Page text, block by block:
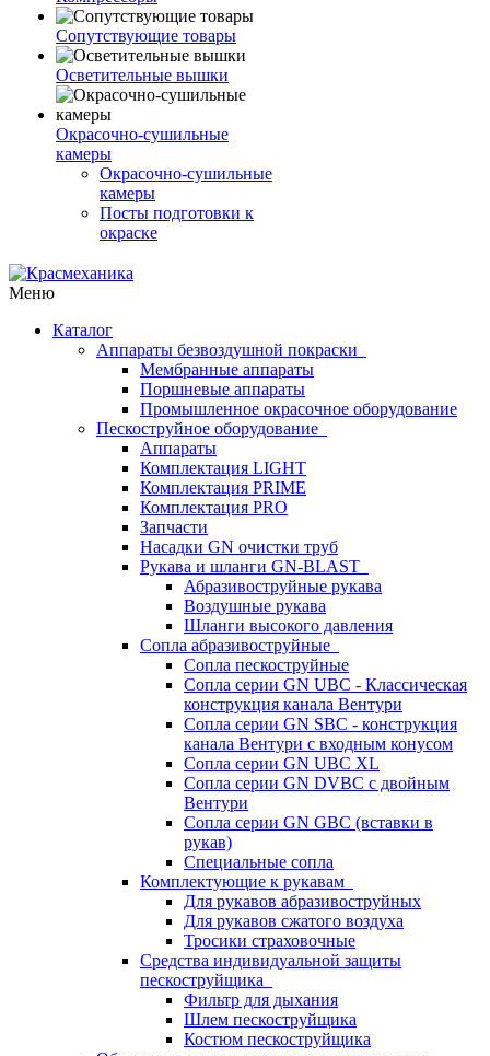
Сопутствующие товары
Осветительные вышки
Окрасочно-сушильные
камеры
Окрасочно-сушильные
камеры
Посты подготовки к
окраске
Меню
Каталог
Аппараты безвоздушной покраски
Мембранные аппараты
Поршневые аппараты
Промышленное окрасочное оборудование
Пескоструйное оборудование
Аппараты
Комплектация LIGHT
Комплектация PRIME
Комплектация PRO
Запчасти
Насадки GN очистки труб
Рукава и шланги GN-BLAST
Абразивоструйные рукава
Воздушные рукава
Шланги высокого давления
Сопла абразивоструйные
Сопла пескоструйные
Сопла серии GN UBC - Классическая
конструкция канала Вентури
Сопла серии GN SBC - конструкция
канала Вентури c входным конусом
Сопла серии GN UBC XL
Сопла серии GN DVBC с двойным
Вентури
Сопла серии GN GBC (вставки в
рукав)
Специальные сопла
Комплектующие к рукавам
Для рукавов абразивоструйных
Для рукавов сжатого воздуха
Тросики страховочные
Средства индивидуальной защиты
пескоструйщика
Фильтр для дыхания
Шлем пескоструйщика
Костюм пескоструйщика